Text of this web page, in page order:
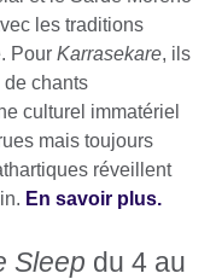
les traditions
Pour Karrasekare, ils
de chants
culturel immatériel
mais toujours
réveillent
En savoir plus.
Sleep du 4 au